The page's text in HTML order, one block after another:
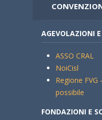
AGEVOLAZIONI
ASSO CRAL
NoiCisl
Regione
possibile
FONDAZIONI E